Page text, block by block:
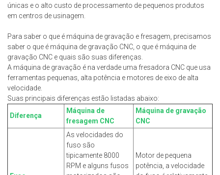
únicas e o alto custo de processamento de pequenos produtos
em centros de usinagem.
Para saber o que é máquina de gravação e fresagem, precisamos
saber o que é máquina de gravação CNC, o que é máquina de
gravação CNC e quais são suas diferenças.
A máquina de gravação é na verdade uma fresadora CNC que usa
ferramentas pequenas, alta potência e motores de eixo de alta
velocidade.
Suas principais diferenças estão listadas abaixo:
Diferença
Máquina de
fresagem CNC
Máquina de gravação
CNC
As velocidades do
fuso são
tipicamente 8000
RPM e alguns fusos
Motor de pequena
potência, a velocidade